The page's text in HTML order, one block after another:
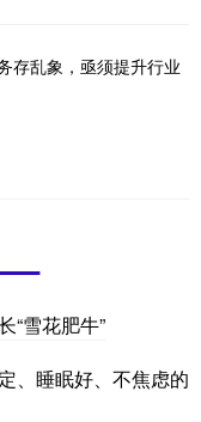
存乱象，亟须提升行业
“雪花肥牛”
、睡眠好、不焦虑的